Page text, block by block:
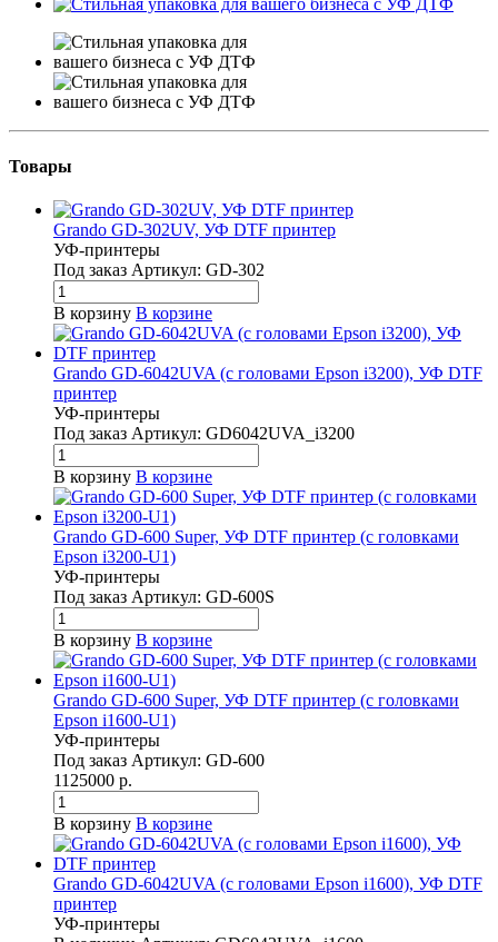
Товары
Grando GD-302UV, УФ DTF принтер
УФ-принтеры
Под заказ Артикул: GD-302
В корзину В корзине
Grando GD-6042UVA (с головами Epson i3200), УФ DTF
принтер
УФ-принтеры
Под заказ Артикул: GD6042UVA_i3200
В корзину В корзине
Grando GD-600 Super, УФ DTF принтер (с головками
Epson i3200-U1)
УФ-принтеры
Под заказ Артикул: GD-600S
В корзину В корзине
Grando GD-600 Super, УФ DTF принтер (с головками
Epson i1600-U1)
УФ-принтеры
Под заказ Артикул: GD-600
1125000 р.
В корзину В корзине
Grando GD-6042UVA (с головами Epson i1600), УФ DTF
принтер
УФ-принтеры